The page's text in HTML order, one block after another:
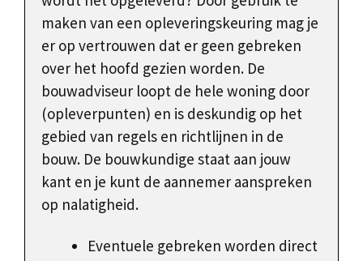
maken van een opleveringskeuring mag je
er op vertrouwen dat er geen gebreken
over het hoofd gezien worden. De
bouwadviseur loopt de hele woning door
(opleverpunten) en is deskundig op het
gebied van regels en richtlijnen in de
bouw. De bouwkundige staat aan jouw
kant en je kunt de aannemer aanspreken
op nalatigheid.
Eventuele gebreken worden direct